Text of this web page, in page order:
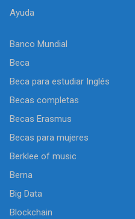
Ayuda
Banco Mundial
Beca
Beca para estudiar Inglés
Becas completas
Becas Erasmus
Becas para mujeres
Berklee of music
Berna
Big Data
Blockchain